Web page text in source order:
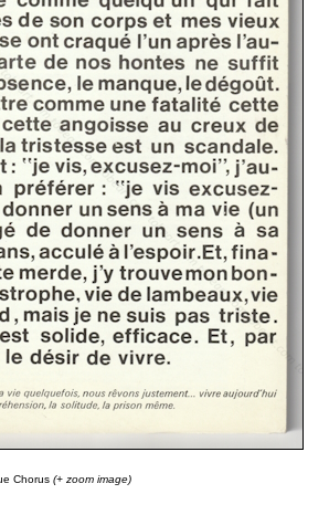
Chorus (+ zoom image)